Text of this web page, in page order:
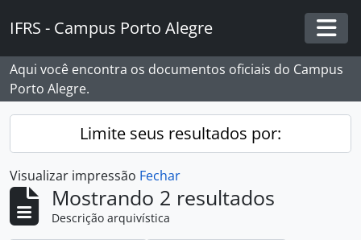
IFRS - Campus Porto Alegre
Aqui você encontra os documentos oficiais do Campus
Porto Alegre.
Limite seus resultados por:
Visualizar impressão Fechar
Mostrando 2 resultados
Descrição arquivística